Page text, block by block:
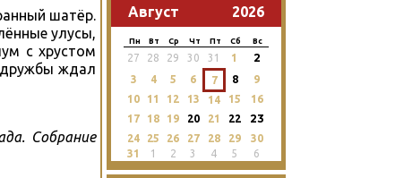
шатёр.
улусы,
с хрустом
дружбы ждал
Собрание
Август 2026
Пн Вт Ср Чт Пт Сб Вс
27 28 29 30 31 1 2
3 4 5 6 7 8
9
10
11 12 13 14 15
16
17
18 19 20 21 22 23
24 25 26 27 28 29
30
31
1 2 3 4 5 6